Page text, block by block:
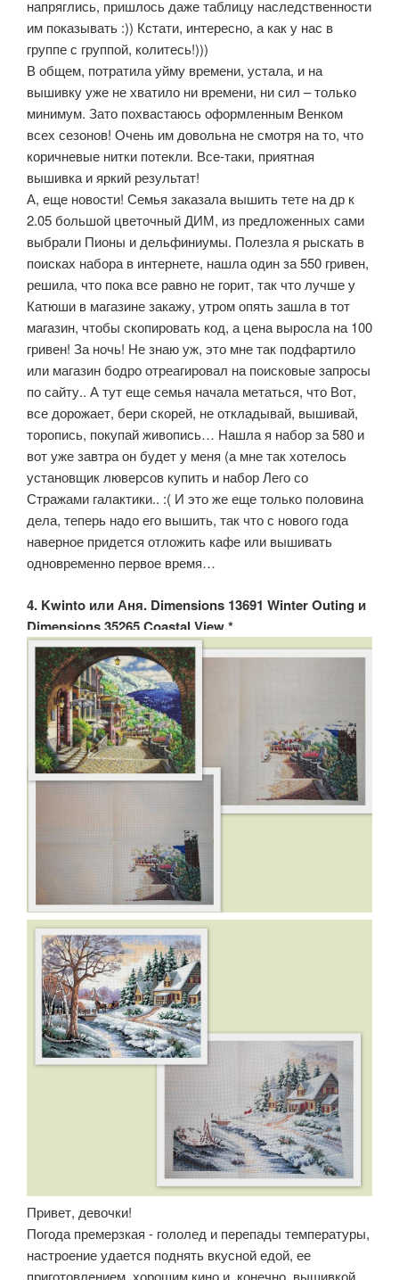
напряглись, пришлось даже таблицу наследственности
им показывать :)) Кстати, интересно, а как у нас в
группе с группой, колитесь!)))
В общем, потратила уйму времени, устала, и на
вышивку уже не хватило ни времени, ни сил – только
минимум. Зато похвастаюсь оформленным Венком
всех сезонов! Очень им довольна не смотря на то, что
коричневые нитки потекли. Все-таки, приятная
вышивка и яркий результат!
А, еще новости! Семья заказала вышить тете на др к
2.05 большой цветочный ДИМ, из предложенных сами
выбрали Пионы и дельфиниумы. Полезла я рыскать в
поисках набора в интернете, нашла один за 550 гривен,
решила, что пока все равно не горит, так что лучше у
Катюши в магазине закажу, утром опять зашла в тот
магазин, чтобы скопировать код, а цена выросла на 100
гривен! За ночь! Не знаю уж, это мне так подфартило
или магазин бодро отреагировал на поисковые запросы
по сайту.. А тут еще семья начала метаться, что Вот,
все дорожает, бери скорей, не откладывай, вышивай,
торопись, покупай живопись… Нашла я набор за 580 и
вот уже завтра он будет у меня (а мне так хотелось
установщик люверсов купить и набор Лего со
Стражами галактики.. :( И это же еще только половина
дела, теперь надо его вышить, так что с нового года
наверное придется отложить кафе или вышивать
одновременно первое время…
4. Kwinto или Аня. Dimensions 13691 Winter Outing и
Dimensions 35265 Coastal View.*
Привет, девочки!
Погода премерзкая - гололед и перепады температуры,
настроение удается поднять вкусной едой, ее